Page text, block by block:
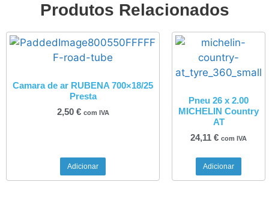
Produtos Relacionados
Camara de ar RUBENA 700×18/25
Presta
2,50 € com IVA
Adicionar
Pneu 26 x 2.00
MICHELIN Country
AT
24,11 € com IVA
Adicionar